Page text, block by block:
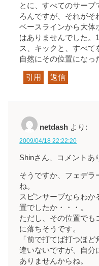
とに、すべてのサーブ
ろんですが、それがそ
ベースラインから大体
はありませんでした。
ス、キックと、すべて
自然にその位置になっ
引用 返信
netdash より:
2009/04/18 22:22:20
Shinさん、コメントあ
そうですか、フェデラ
ね。
スピンサーブならわか
置でしたか・・・。
ただし、その位置でも
に落ちそうです。
「前で打てば打つほ
違いないですが、自分
ありませんからね。